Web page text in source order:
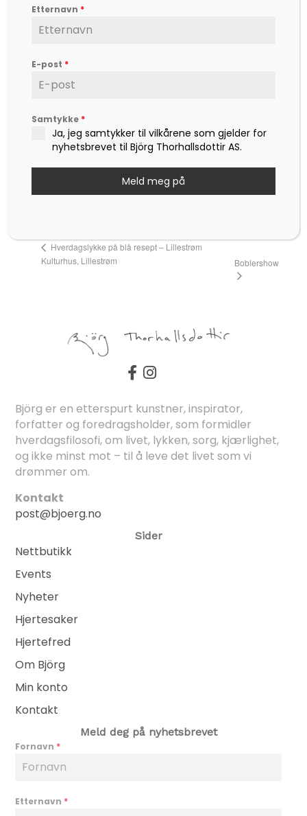
29. november – Lillestrøm Kulturhus, Lillestrøm
Det er bare å glede seg.
Dato:
Hverdagslykke på blå resept – Lillestrøm
Kulturhus, Lillestrøm
Boblershow
Björg er en etterspurt kunstner, inspirator,
forfatter og foredragsholder, som formidler
hverdagsfilosofi, om livet, lykken, sorg, kjærlighet,
og ikke minst mot – til å leve det livet som vi
drømmer om.
Kontakt
post@bjoerg.no
Sider
Nettbutikk
Events
Nyheter
Hjertesaker
Hjertefred
Om Björg
Min konto
Kontakt
Meld deg på nyhetsbrevet
Fornavn *
Etternavn *
Etternavn *
E-post *
Samtykke *
Ja, jeg samtykker til vilkårene som gjelder for
nyhetsbrevet til Björg Thorhallsdottir AS.
Meld meg på